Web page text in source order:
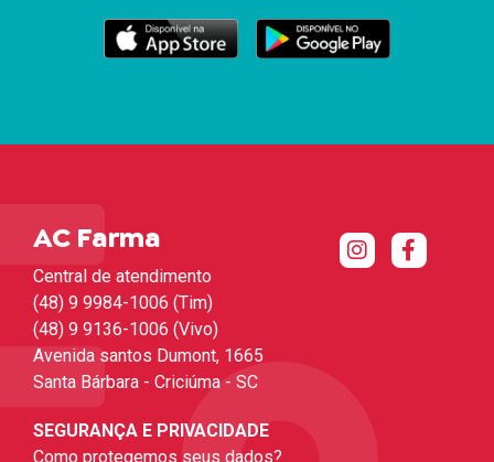
AC Farma
Central de atendimento
(48) 9 9984-1006 (Tim)
(48) 9 9136-1006 (Vivo)
Avenida santos Dumont, 1665
Santa Bárbara - Criciúma - SC
SEGURANÇA E PRIVACIDADE
Como protegemos seus dados?